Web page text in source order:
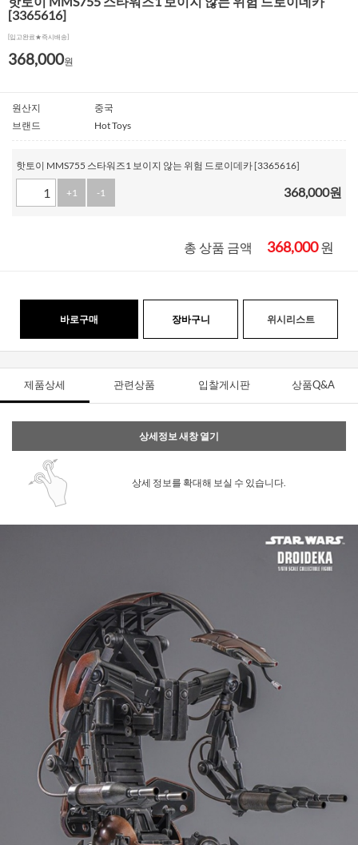
[3365616]
[입고완료★즉시배송]
368,000원
원산지
중국
브랜드
Hot Toys
핫토이 MMS755 스타워즈1 보이지 않는 위험 드로이데카 [3365616]
+1 -1 368,000원
총 상품 금액 368,000원
바로구매 장바구니 위시리스트
제품상세 관련상품 입찰게시판 상품Q&A
상세정보 새창 열기
상세 정보를 확대해 보실 수 있습니다.